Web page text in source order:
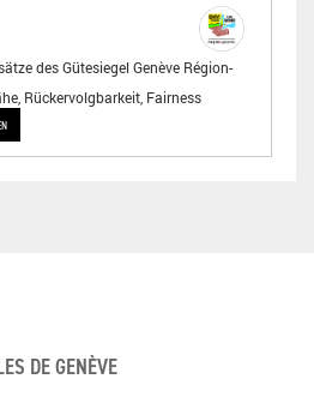
des Gütesiegel Genève Région-
Rückervolgbarkeit, Fairness
DE GENÈVE